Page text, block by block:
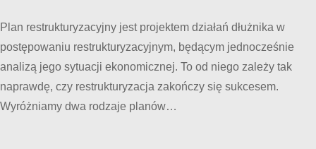
Plan restrukturyzacyjny jest projektem działań dłużnika w
postępowaniu restrukturyzacyjnym, będącym jednocześnie
analizą jego sytuacji ekonomicznej. To od niego zależy tak
naprawdę, czy restrukturyzacja zakończy się sukcesem.
Wyróżniamy dwa rodzaje planów…